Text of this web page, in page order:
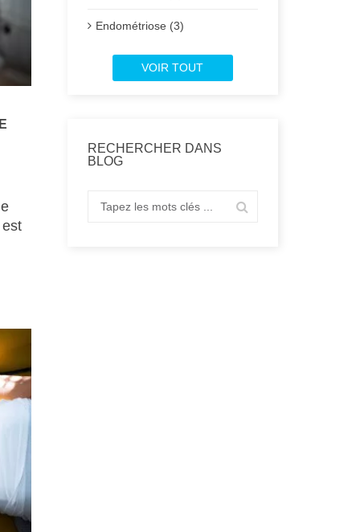
Endométriose (3)
VOIR TOUT
RECHERCHER DANS
BLOG